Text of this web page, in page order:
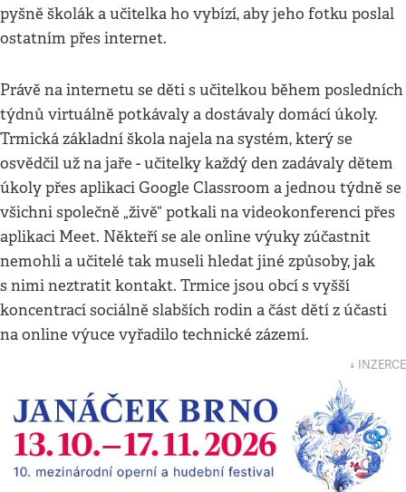
pyšně školák a učitelka ho vybízí, aby jeho fotku poslal
ostatním přes internet.
Právě na internetu se děti s učitelkou během posledních
týdnů virtuálně potkávaly a dostávaly domácí úkoly.
Trmická základní škola najela na systém, který se
osvědčil už na jaře - učitelky každý den zadávaly dětem
úkoly přes aplikaci Google Classroom a jednou týdně se
všichni společně „živě“ potkali na videokonferenci přes
aplikaci Meet. Někteří se ale online výuky zúčastnit
nemohli a učitelé tak museli hledat jiné způsoby, jak
s nimi neztratit kontakt. Trmice jsou obcí s vyšší
koncentrací sociálně slabších rodin a část dětí z účasti
na online výuce vyřadilo technické zázemí.
↓ INZERCE